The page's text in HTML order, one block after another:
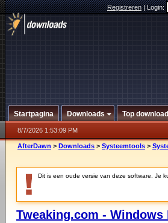
Registreren|Login:
Startpagina Downloads Top
8/7/2026 1:53:09 PM
AfterDawn > Downloads > Systeemtools >
Dit is een oude versie van deze software. Je
Tweaking.com - Windows